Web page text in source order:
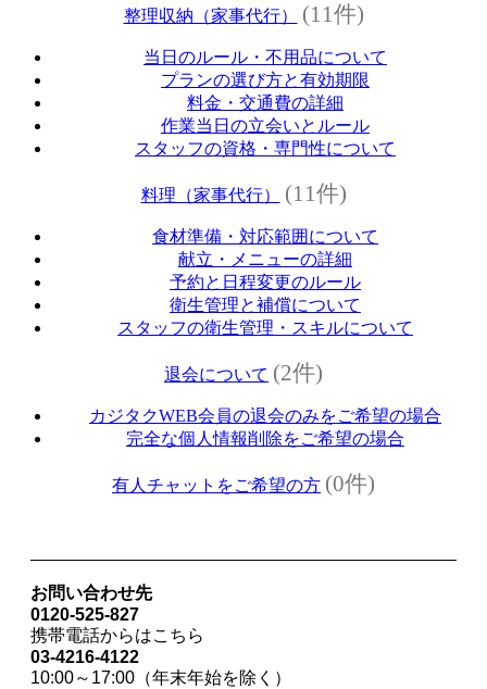
整理収納（家事代行） (11件)
当日のルール・不用品について
プランの選び方と有効期限
料金・交通費の詳細
作業当日の立会いとルール
スタッフの資格・専門性について
料理（家事代行） (11件)
食材準備・対応範囲について
献立・メニューの詳細
予約と日程変更のルール
衛生管理と補償について
スタッフの衛生管理・スキルについて
退会について (2件)
カジタクWEB会員の退会のみをご希望の場合
完全な個人情報削除をご希望の場合
有人チャットをご希望の方 (0件)
お問い合わせ先
0120-525-827
携帯電話からはこちら
03-4216-4122
10:00～17:00（年末年始を除く）